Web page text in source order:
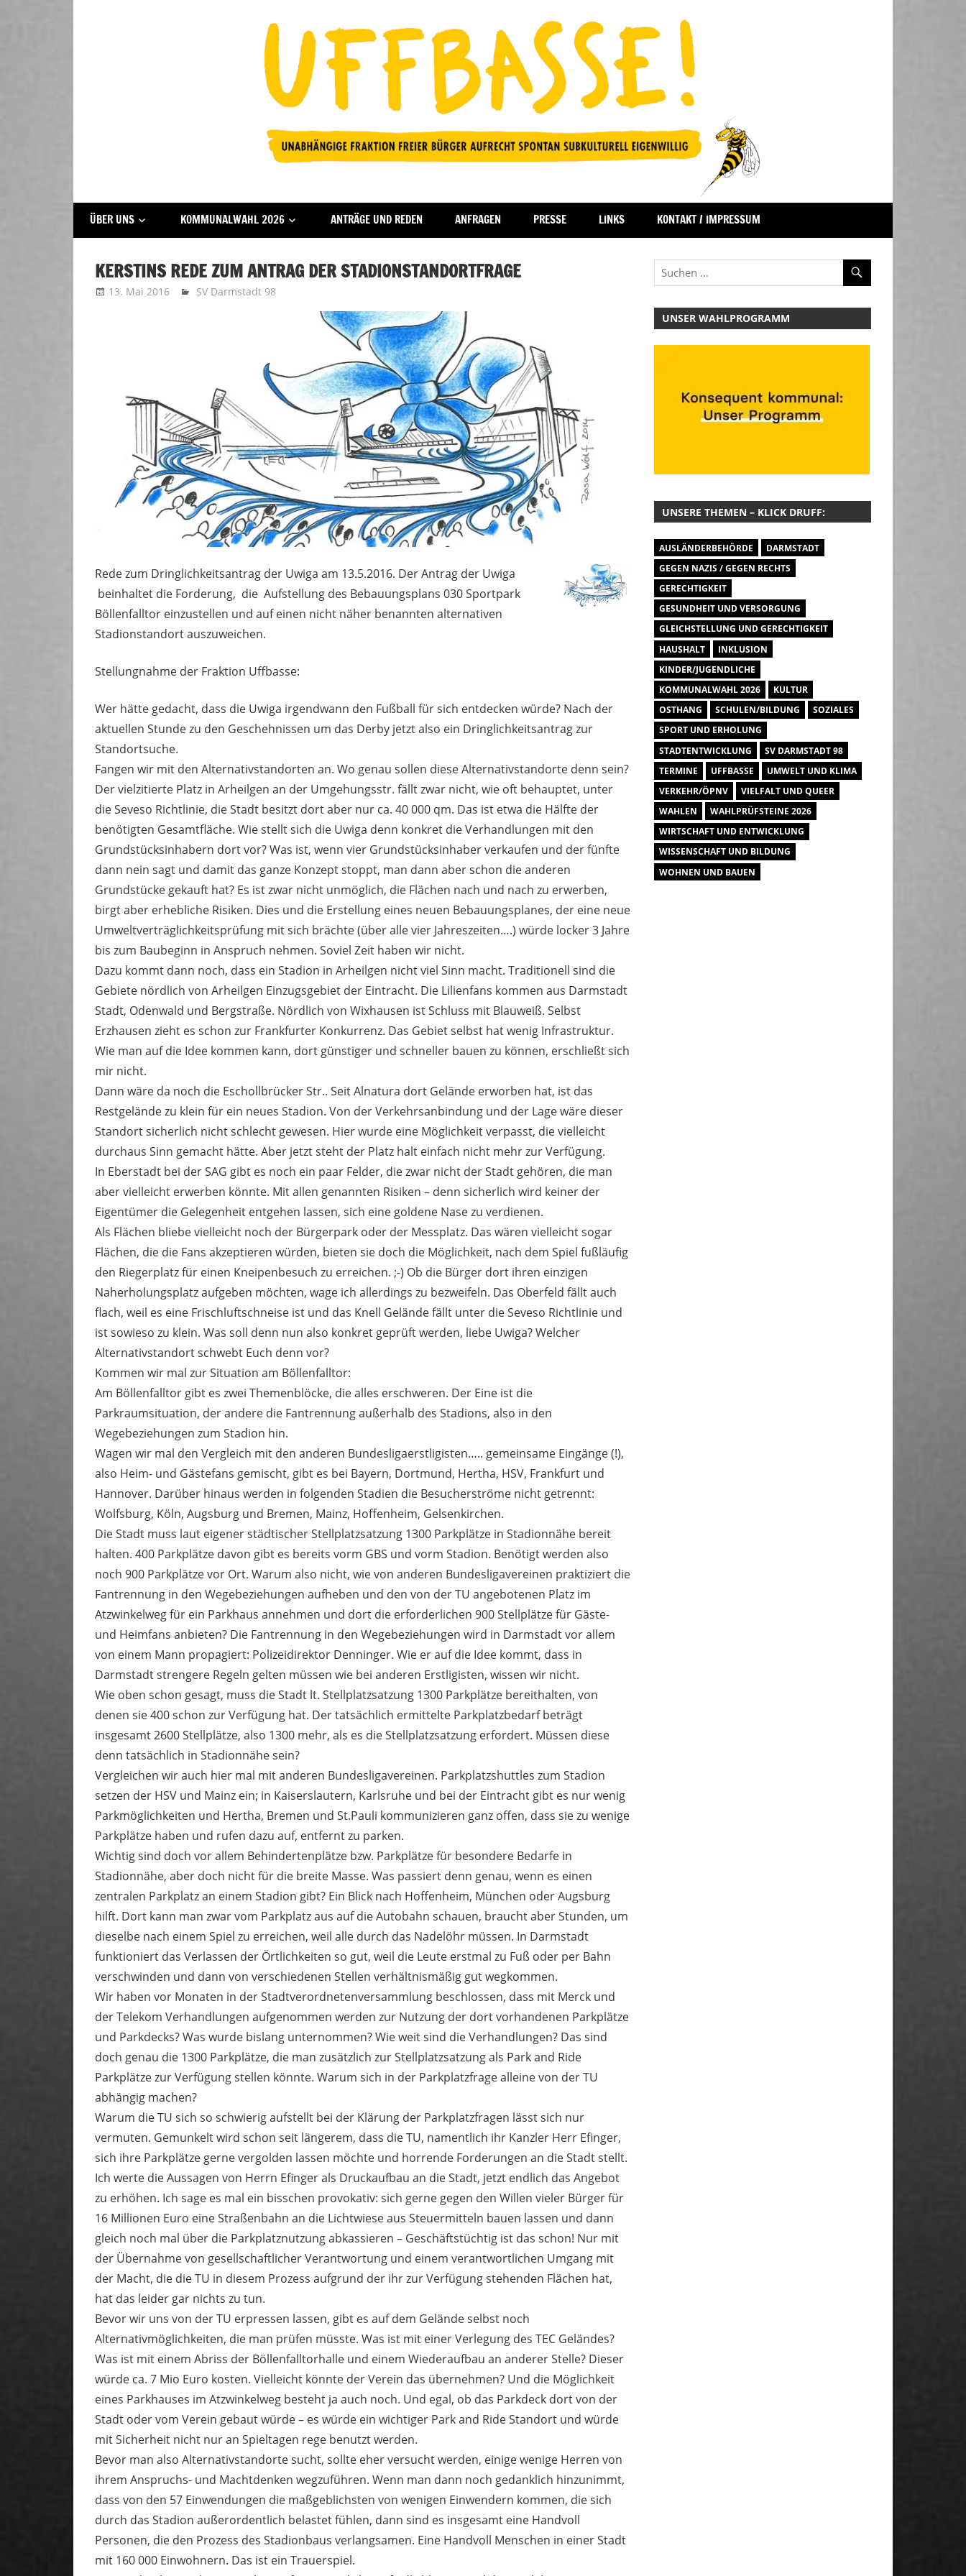
UFFBASSE!
Darmstadt
ÜBER UNS KOMMUNALWAHL 2026 ANTRÄGE UND REDEN ANFRAGEN PRESSE LINKS KONTAKT / IMPRESSUM
KERSTINS REDE ZUM ANTRAG DER STADIONSTANDORTFRAGE
13. Mai 2016 Kerstin
SV Darmstadt 98
Rede zum Dringlichkeitsantrag der Uwiga am 13.5.2016. Der Antrag der Uwiga
beinhaltet die Forderung, die Aufstellung des Bebauungsplans 030 Sportpark
Böllenfalltor einzustellen und auf einen nicht näher benannten alternativen
Stadionstandort auszuweichen.
Stellungnahme der Fraktion Uffbasse:
Wer hätte gedacht, dass die Uwiga irgendwann den Fußball für sich entdecken würde? Nach der
aktuellen Stunde zu den Geschehnissen um das Derby jetzt also ein Dringlichkeitsantrag zur
Standortsuche.
Fangen wir mit den Alternativstandorten an. Wo genau sollen diese Alternativstandorte denn sein?
Der vielzitierte Platz in Arheilgen an der Umgehungsstr. fällt zwar nicht, wie oft behauptet, unter
die Seveso Richtlinie, die Stadt besitzt dort aber nur ca. 40 000 qm. Das ist etwa die Hälfte der
benötigten Gesamtfläche. Wie stellt sich die Uwiga denn konkret die Verhandlungen mit den
Grundstücksinhabern dort vor? Was ist, wenn vier Grundstücksinhaber verkaufen und der fünfte
dann nein sagt und damit das ganze Konzept stoppt, man dann aber schon die anderen
Grundstücke gekauft hat? Es ist zwar nicht unmöglich, die Flächen nach und nach zu erwerben,
birgt aber erhebliche Risiken. Dies und die Erstellung eines neuen Bebauungsplanes, der eine neue
Umweltverträglichkeitsprüfung mit sich brächte (über alle vier Jahreszeiten….) würde locker 3 Jahre
bis zum Baubeginn in Anspruch nehmen. Soviel Zeit haben wir nicht.
Dazu kommt dann noch, dass ein Stadion in Arheilgen nicht viel Sinn macht. Traditionell sind die
Gebiete nördlich von Arheilgen Einzugsgebiet der Eintracht. Die Lilienfans kommen aus Darmstadt
Stadt, Odenwald und Bergstraße. Nördlich von Wixhausen ist Schluss mit Blauweiß. Selbst
Erzhausen zieht es schon zur Frankfurter Konkurrenz. Das Gebiet selbst hat wenig Infrastruktur.
Wie man auf die Idee kommen kann, dort günstiger und schneller bauen zu können, erschließt sich
mir nicht.
Dann wäre da noch die Eschollbrücker Str.. Seit Alnatura dort Gelände erworben hat, ist das
Restgelände zu klein für ein neues Stadion. Von der Verkehrsanbindung und der Lage wäre dieser
Standort sicherlich nicht schlecht gewesen. Hier wurde eine Möglichkeit verpasst, die vielleicht
durchaus Sinn gemacht hätte. Aber jetzt steht der Platz halt einfach nicht mehr zur Verfügung.
In Eberstadt bei der SAG gibt es noch ein paar Felder, die zwar nicht der Stadt gehören, die man
aber vielleicht erwerben könnte. Mit allen genannten Risiken – denn sicherlich wird keiner der
Eigentümer die Gelegenheit entgehen lassen, sich eine goldene Nase zu verdienen.
Als Flächen bliebe vielleicht noch der Bürgerpark oder der Messplatz. Das wären vielleicht sogar
Flächen, die die Fans akzeptieren würden, bieten sie doch die Möglichkeit, nach dem Spiel fußläufig
den Riegerplatz für einen Kneipenbesuch zu erreichen. ;-) Ob die Bürger dort ihren einzigen
Naherholungsplatz aufgeben möchten, wage ich allerdings zu bezweifeln. Das Oberfeld fällt auch
flach, weil es eine Frischluftschneise ist und das Knell Gelände fällt unter die Seveso Richtlinie und
ist sowieso zu klein. Was soll denn nun also konkret geprüft werden, liebe Uwiga? Welcher
Alternativstandort schwebt Euch denn vor?
Kommen wir mal zur Situation am Böllenfalltor:
Am Böllenfalltor gibt es zwei Themenblöcke, die alles erschweren. Der Eine ist die
Parkraumsituation, der andere die Fantrennung außerhalb des Stadions, also in den
Wegebeziehungen zum Stadion hin.
Wagen wir mal den Vergleich mit den anderen Bundesligaerstligisten….. gemeinsame Eingänge (!),
also Heim- und Gästefans gemischt, gibt es bei Bayern, Dortmund, Hertha, HSV, Frankfurt und
Hannover. Darüber hinaus werden in folgenden Stadien die Besucherströme nicht getrennt:
Wolfsburg, Köln, Augsburg und Bremen, Mainz, Hoffenheim, Gelsenkirchen.
Die Stadt muss laut eigener städtischer Stellplatzsatzung 1300 Parkplätze in Stadionnähe bereit
halten. 400 Parkplätze davon gibt es bereits vorm GBS und vorm Stadion. Benötigt werden also
noch 900 Parkplätze vor Ort. Warum also nicht, wie von anderen Bundesligavereinen praktiziert die
Fantrennung in den Wegebeziehungen aufheben und den von der TU angebotenen Platz im
Atzwinkelweg für ein Parkhaus annehmen und dort die erforderlichen 900 Stellplätze für Gäste-
und Heimfans anbieten? Die Fantrennung in den Wegebeziehungen wird in Darmstadt vor allem
von einem Mann propagiert: Polizeidirektor Denninger. Wie er auf die Idee kommt, dass in
Darmstadt strengere Regeln gelten müssen wie bei anderen Erstligisten, wissen wir nicht.
Wie oben schon gesagt, muss die Stadt lt. Stellplatzsatzung 1300 Parkplätze bereithalten, von
denen sie 400 schon zur Verfügung hat. Der tatsächlich ermittelte Parkplatzbedarf beträgt
insgesamt 2600 Stellplätze, also 1300 mehr, als es die Stellplatzsatzung erfordert. Müssen diese
denn tatsächlich in Stadionnähe sein?
Vergleichen wir auch hier mal mit anderen Bundesligavereinen. Parkplatzshuttles zum Stadion
setzen der HSV und Mainz ein; in Kaiserslautern, Karlsruhe und bei der Eintracht gibt es nur wenig
Parkmöglichkeiten und Hertha, Bremen und St.Pauli kommunizieren ganz offen, dass sie zu wenige
Parkplätze haben und rufen dazu auf, entfernt zu parken.
Wichtig sind doch vor allem Behindertenplätze bzw. Parkplätze für besondere Bedarfe in
Stadionnähe, aber doch nicht für die breite Masse. Was passiert denn genau, wenn es einen
zentralen Parkplatz an einem Stadion gibt? Ein Blick nach Hoffenheim, München oder Augsburg
hilft. Dort kann man zwar vom Parkplatz aus auf die Autobahn schauen, braucht aber Stunden, um
dieselbe nach einem Spiel zu erreichen, weil alle durch das Nadelöhr müssen. In Darmstadt
funktioniert das Verlassen der Örtlichkeiten so gut, weil die Leute erstmal zu Fuß oder per Bahn
verschwinden und dann von verschiedenen Stellen verhältnismäßig gut wegkommen.
Wir haben vor Monaten in der Stadtverordnetenversammlung beschlossen, dass mit Merck und
der Telekom Verhandlungen aufgenommen werden zur Nutzung der dort vorhandenen Parkplätze
und Parkdecks? Was wurde bislang unternommen? Wie weit sind die Verhandlungen? Das sind
doch genau die 1300 Parkplätze, die man zusätzlich zur Stellplatzsatzung als Park and Ride
Parkplätze zur Verfügung stellen könnte. Warum sich in der Parkplatzfrage alleine von der TU
abhängig machen?
Warum die TU sich so schwierig aufstellt bei der Klärung der Parkplatzfragen lässt sich nur
vermuten. Gemunkelt wird schon seit längerem, dass die TU, namentlich ihr Kanzler Herr Efinger,
sich ihre Parkplätze gerne vergolden lassen möchte und horrende Forderungen an die Stadt stellt.
Ich werte die Aussagen von Herrn Efinger als Druckaufbau an die Stadt, jetzt endlich das Angebot
zu erhöhen. Ich sage es mal ein bisschen provokativ: sich gerne gegen den Willen vieler Bürger für
16 Millionen Euro eine Straßenbahn an die Lichtwiese aus Steuermitteln bauen lassen und dann
gleich noch mal über die Parkplatznutzung abkassieren – Geschäftstüchtig ist das schon! Nur mit
der Übernahme von gesellschaftlicher Verantwortung und einem verantwortlichen Umgang mit
der Macht, die die TU in diesem Prozess aufgrund der ihr zur Verfügung stehenden Flächen hat,
hat das leider gar nichts zu tun.
Bevor wir uns von der TU erpressen lassen, gibt es auf dem Gelände selbst noch
Alternativmöglichkeiten, die man prüfen müsste. Was ist mit einer Verlegung des TEC Geländes?
Was ist mit einem Abriss der Böllenfalltorhalle und einem Wiederaufbau an anderer Stelle? Dieser
würde ca. 7 Mio Euro kosten. Vielleicht könnte der Verein das übernehmen? Und die Möglichkeit
eines Parkhauses im Atzwinkelweg besteht ja auch noch. Und egal, ob das Parkdeck dort von der
Stadt oder vom Verein gebaut würde – es würde ein wichtiger Park and Ride Standort und würde
mit Sicherheit nicht nur an Spieltagen rege benutzt werden.
Bevor man also Alternativstandorte sucht, sollte eher versucht werden, einige wenige Herren von
ihrem Anspruchs- und Machtdenken wegzuführen. Wenn man dann noch gedanklich hinzunimmt,
dass von den 57 Einwendungen die maßgeblichsten von wenigen Einwendern kommen, die sich
durch das Stadion außerordentlich belastet fühlen, dann sind es insgesamt eine Handvoll
Personen, die den Prozess des Stadionbaus verlangsamen. Eine Handvoll Menschen in einer Stadt
mit 160 000 Einwohnern. Das ist ein Trauerspiel.
UNSER WAHLPROGRAMM
UNSERE THEMEN – KLICK DRUFF:
AUSLÄNDERBEHÖRDE
DARMSTADT
GEGEN NAZIS / GEGEN RECHTS
GERECHTIGKEIT
GESUNDHEIT UND VERSORGUNG
GLEICHSTELLUNG UND GERECHTIGKEIT
HAUSHALT
INKLUSION
KINDER/JUGENDLICHE
KOMMUNALWAHL 2026
KULTUR
OSTHANG
SCHULEN/BILDUNG
SOZIALES
SPORT UND ERHOLUNG
STADTENTWICKLUNG
SV DARMSTADT 98
TERMINE
UFFBASSE
UMWELT UND KLIMA
VERKEHR/ÖPNV
VIELFALT UND QUEER
WAHLEN
WAHLPRÜFSTEINE 2026
WIRTSCHAFT UND ENTWICKLUNG
WISSENSCHAFT UND BILDUNG
WOHNEN UND BAUEN